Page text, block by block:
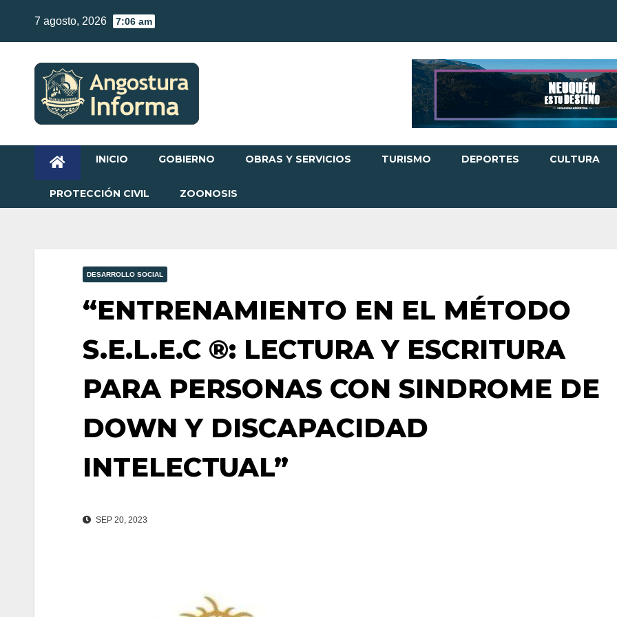
content
7 agosto, 2026 7:06 am
INICIO GOBIERNO OBRAS Y SERVICIOS TURISMO DEPORTES CULTURA
PROTECCIÓN CIVIL ZOONOSIS
DESARROLLO SOCIAL
“ENTRENAMIENTO EN EL MÉTODO
S.E.L.E.C ®: LECTURA Y ESCRITURA
PARA PERSONAS CON SINDROME DE
DOWN Y DISCAPACIDAD
INTELECTUAL”
SEP 20, 2023